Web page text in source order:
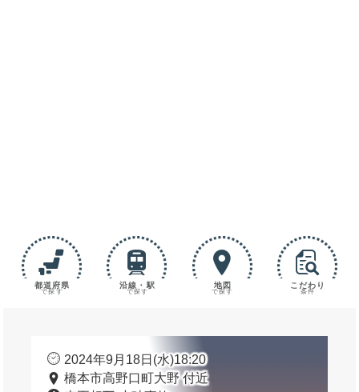
都道府県
で探す
沿線・駅
で探す
地図
で探す
こだわり
条件
2024年9月18日(水)18:20
橋本市高野口町大野 付近